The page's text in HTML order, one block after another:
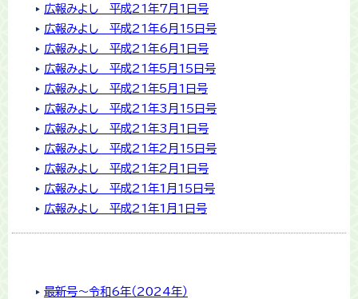
広報みよし 平成21年7月1日号
広報みよし 平成21年6月15日号
広報みよし 平成21年6月1日号
広報みよし 平成21年5月15日号
広報みよし 平成21年5月1日号
広報みよし 平成21年3月15日号
広報みよし 平成21年3月1日号
広報みよし 平成21年2月15日号
広報みよし 平成21年2月1日号
広報みよし 平成21年1月15日号
広報みよし 平成21年1月1日号
最新号〜令和6年（2024年）